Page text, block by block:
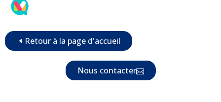
Retour à la page d'accueil
Nous contacter